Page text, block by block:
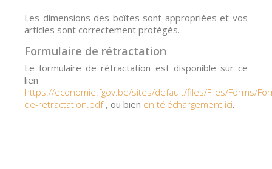
Les dimensions des boîtes sont appropriées et vos
articles sont correctement protégés.
Formulaire de rétractation
Le formulaire de rétractation est disponible sur ce
lien
https://economie.fgov.be/sites/default/files/Files/Forms/
de-retractation.pdf, ou bien en téléchargement ici.